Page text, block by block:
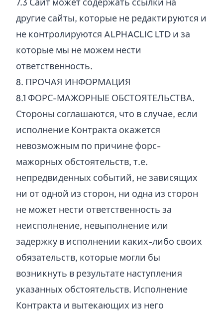
7.3 Сайт может содержать ссылки на
другие сайты, которые не редактируются и
не контролируются ALPHACLIC LTD и за
которые мы не можем нести
ответственность.
8. ПРОЧАЯ ИНФОРМАЦИЯ
8.1 ФОРС-МАЖОРНЫЕ ОБСТОЯТЕЛЬСТВА.
Стороны соглашаются, что в случае, если
исполнение Контракта окажется
невозможным по причине форс-
мажорных обстоятельств, т.е.
непредвиденных событий, не зависящих
ни от одной из сторон, ни одна из сторон
не может нести ответственность за
неисполнение, невыполнение или
задержку в исполнении каких-либо своих
обязательств, которые могли бы
возникнуть в результате наступления
указанных обстоятельств. Исполнение
Контракта и вытекающих из него